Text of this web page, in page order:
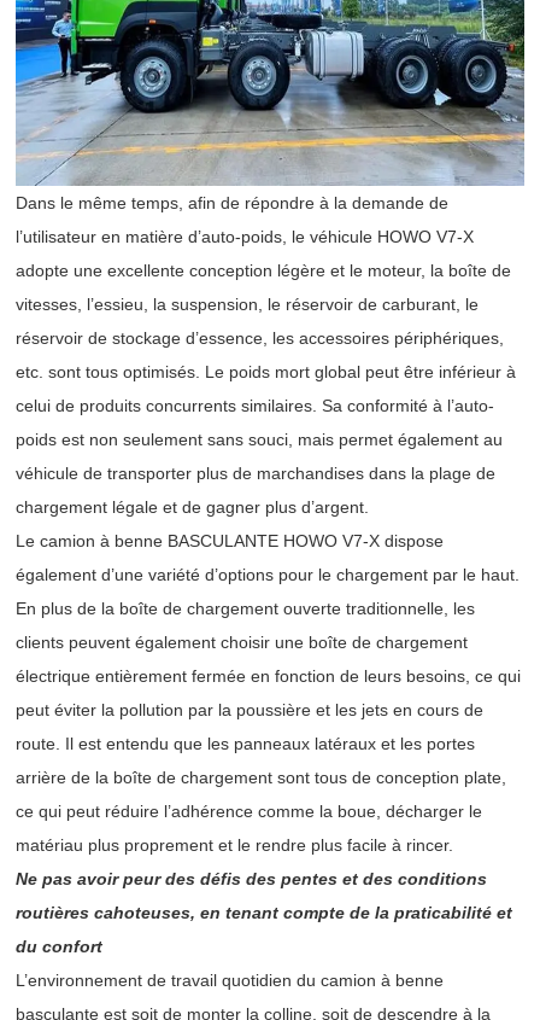
Dans le même temps, afin de répondre à la demande de
l’utilisateur en matière d’auto-poids, le véhicule HOWO V7-X
adopte une excellente conception légère et le moteur, la boîte de
vitesses, l’essieu, la suspension, le réservoir de carburant, le
réservoir de stockage d’essence, les accessoires périphériques,
etc. sont tous optimisés. Le poids mort global peut être inférieur à
celui de produits concurrents similaires. Sa conformité à l’auto-
poids est non seulement sans souci, mais permet également au
véhicule de transporter plus de marchandises dans la plage de
chargement légale et de gagner plus d’argent.
Le camion à benne BASCULANTE HOWO V7-X dispose
également d’une variété d’options pour le chargement par le haut.
En plus de la boîte de chargement ouverte traditionnelle, les
clients peuvent également choisir une boîte de chargement
électrique entièrement fermée en fonction de leurs besoins, ce qui
peut éviter la pollution par la poussière et les jets en cours de
route. Il est entendu que les panneaux latéraux et les portes
arrière de la boîte de chargement sont tous de conception plate,
ce qui peut réduire l’adhérence comme la boue, décharger le
matériau plus proprement et le rendre plus facile à rincer.
Ne pas avoir peur des défis des pentes et des conditions
routières cahoteuses, en tenant compte de la praticabilité et
du confort
L’environnement de travail quotidien du camion à benne
basculante est soit de monter la colline, soit de descendre à la